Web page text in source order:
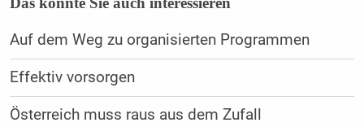
Auf dem Weg zu organisierten Programmen
Effektiv vorsorgen
Österreich muss raus aus dem Zufall